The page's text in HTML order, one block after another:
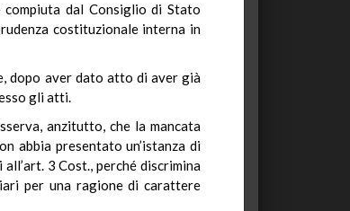
dal Consiglio di Stato
costituzionale interna in
dopo aver dato atto di aver già
gli atti.
anzitutto, che la mancata
abbia presentato un’istanza di
3 Cost., perché discrimina
per una ragione di carattere